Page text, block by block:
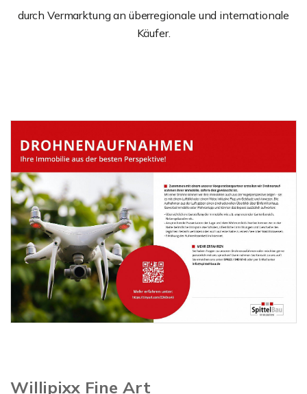
durch Vermarktung an überregionale und internationale
Käufer.
Willipixx Fine Art